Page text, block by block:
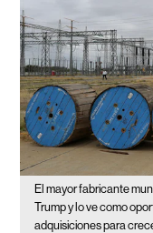
El mayor fabricante
Trump y lo ve como
adquisiciones para